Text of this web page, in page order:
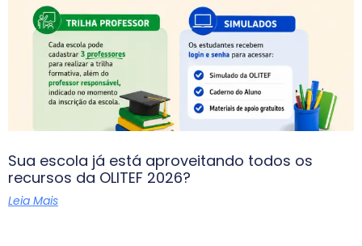
Sua escola já está aproveitando todos os
recursos da OLITEF 2026?
Leia Mais